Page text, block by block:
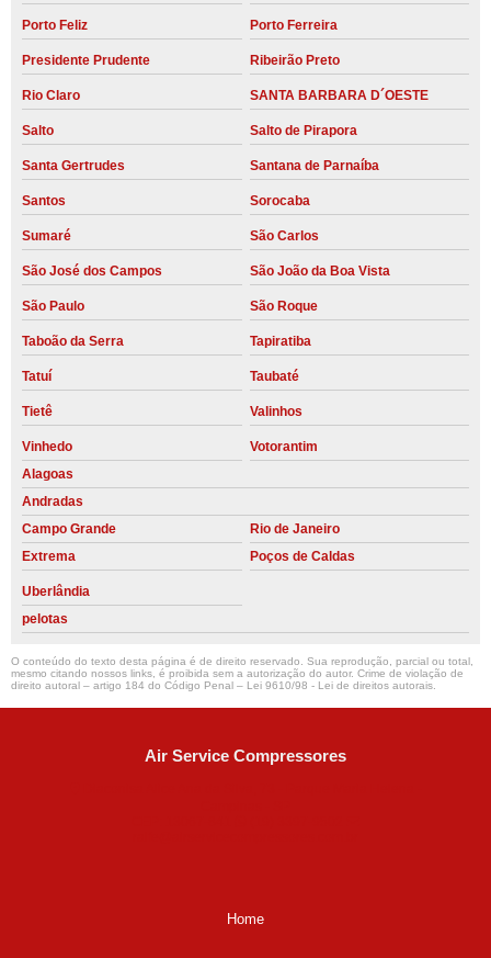
Porto Feliz Porto Ferreira
Presidente Prudente Ribeirão Preto
Rio Claro SANTA BARBARA D´OESTE
Salto Salto de Pirapora
Santa Gertrudes Santana de Parnaíba
Santos Sorocaba
Sumaré São Carlos
São José dos Campos São João da Boa Vista
São Paulo São Roque
Taboão da Serra Tapiratiba
Tatuí Taubaté
Tietê Valinhos
Vinhedo
Votorantim
Alagoas
Andradas
Campo Grande
Rio de Janeiro
Extrema
Poços de Caldas
Uberlândia
pelotas
O conteúdo do texto desta página é de direito reservado. Sua reprodução, parcial ou total,
mesmo citando nossos links, é proibida sem a autorização do autor. Crime de violação de
direito autoral – artigo 184 do Código Penal – Lei 9610/98 - Lei de direitos autorais.
Air Service Compressores
Home